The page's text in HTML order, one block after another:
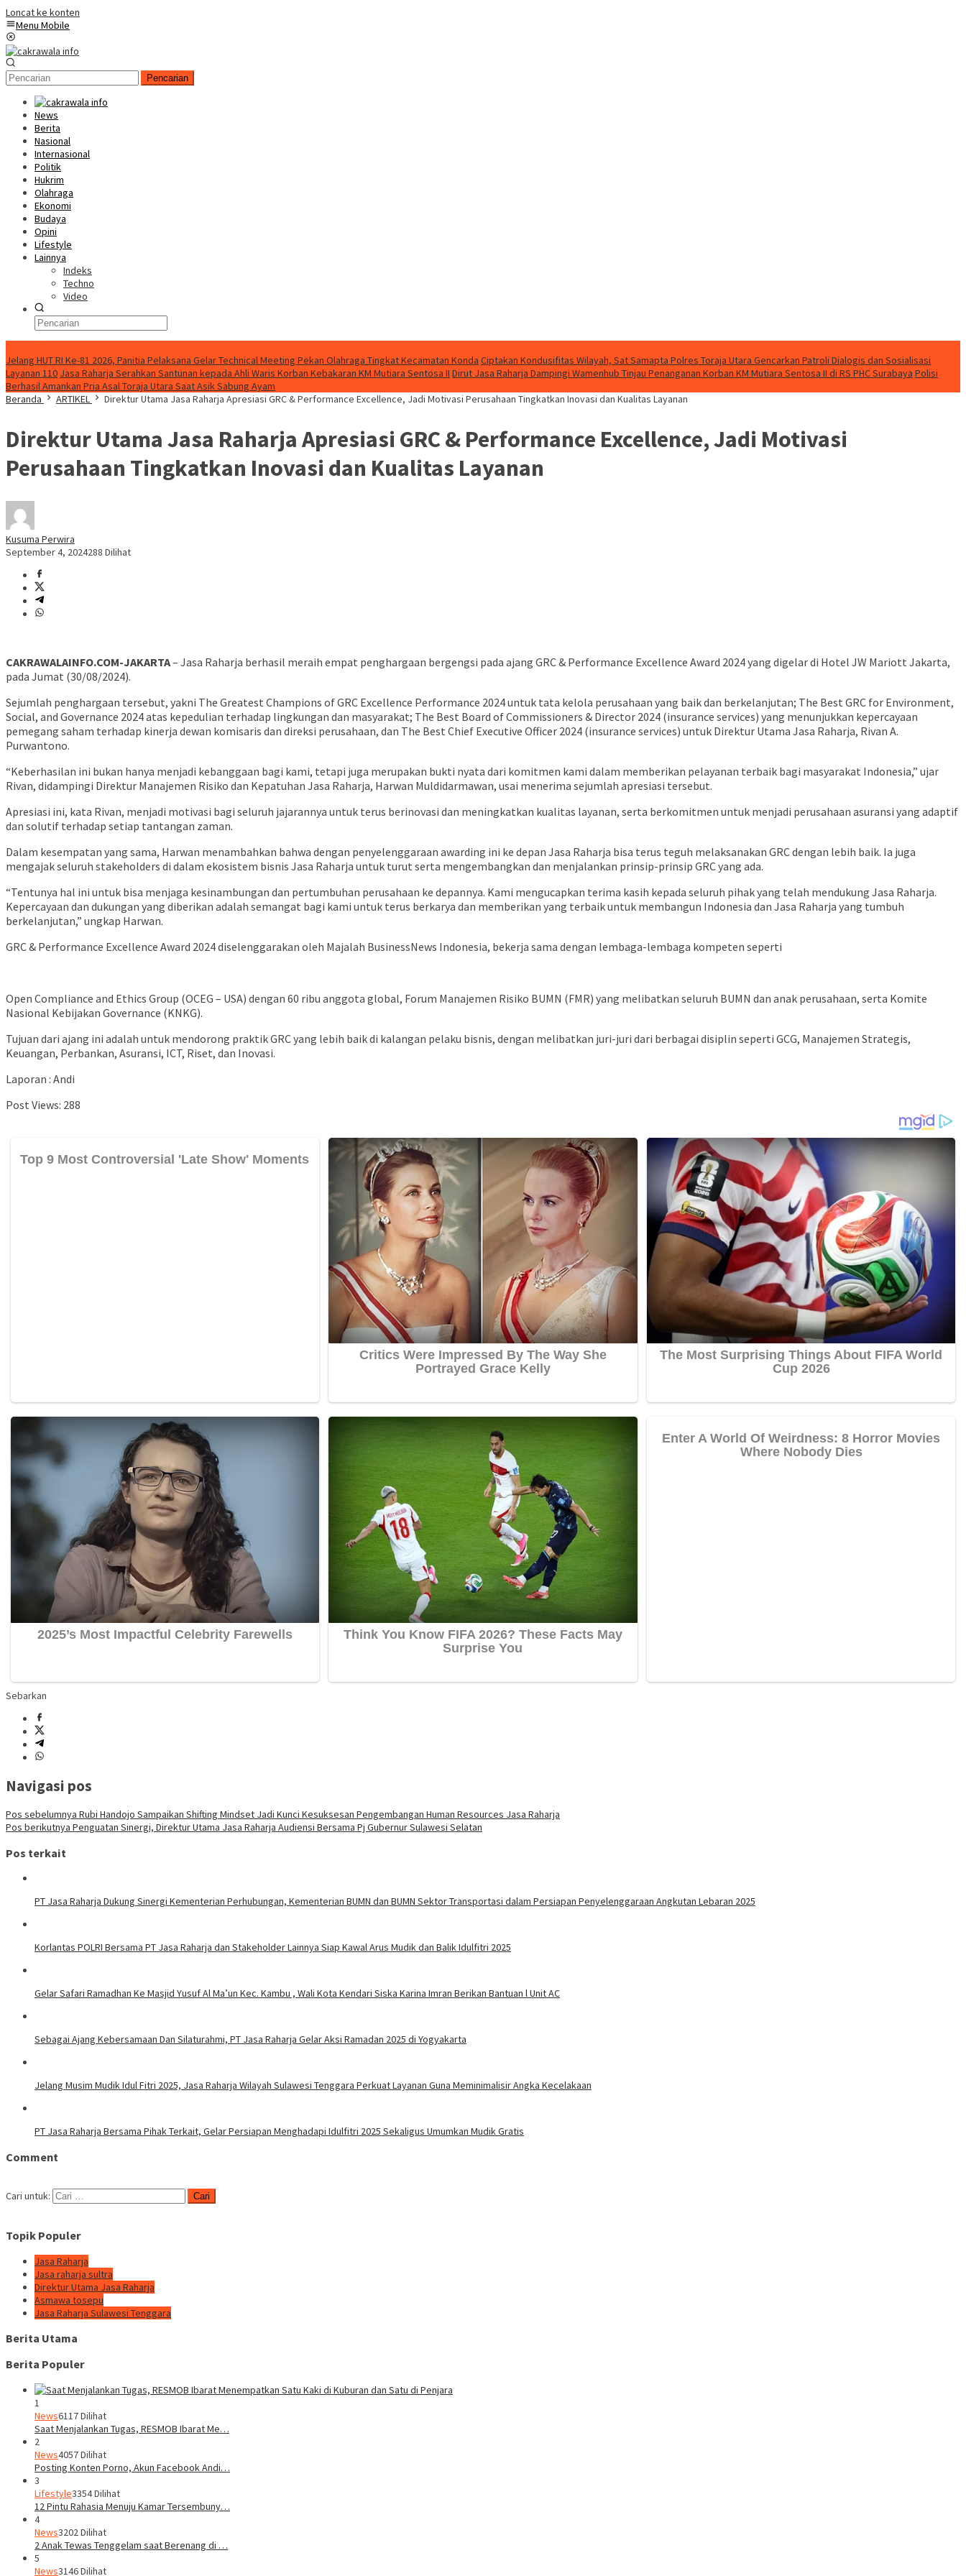
Loncat ke konten
Menu Mobile
Pencarian
News
Berita
Nasional
Internasional
Politik
Hukrim
Olahraga
Ekonomi
Budaya
Opini
Lifestyle
Lainnya
Indeks
Techno
Video
Jelang HUT RI Ke-81 2026, Panitia Pelaksana Gelar Technical Meeting Pekan Olahraga Tingkat Kecamatan Konda Ciptakan Kondusifitas Wilayah, Sat Samapta Polres Toraja Utara Gencarkan Patroli Dialogis dan Sosialisasi
Layanan 110 Jasa Raharja Serahkan Santunan kepada Ahli Waris Korban Kebakaran KM Mutiara Sentosa II Dirut Jasa Raharja Dampingi Wamenhub Tinjau Penanganan Korban KM Mutiara Sentosa II di RS PHC Surabaya Polisi
Berhasil Amankan Pria Asal Toraja Utara Saat Asik Sabung Ayam
Beranda
ARTIKEL Direktur Utama Jasa Raharja Apresiasi GRC & Performance Excellence, Jadi Motivasi Perusahaan Tingkatkan Inovasi dan Kualitas Layanan
Direktur Utama Jasa Raharja Apresiasi GRC & Performance Excellence, Jadi Motivasi
Perusahaan Tingkatkan Inovasi dan Kualitas Layanan
Kusuma Perwira
September 4, 2024288 Dilihat
CAKRAWALAINFO.COM-JAKARTA– Jasa Raharja berhasil meraih empat penghargaan bergengsi pada ajang GRC & Performance Excellence Award 2024 yang digelar di Hotel JW Mariott Jakarta,
pada Jumat (30/08/2024).
Sejumlah penghargaan tersebut, yakni The Greatest Champions of GRC Excellence Performance 2024 untuk tata kelola perusahaan yang baik dan berkelanjutan; The Best GRC for Environment,
Social, and Governance 2024 atas kepedulian terhadap lingkungan dan masyarakat; The Best Board of Commissioners & Director 2024 (insurance services) yang menunjukkan kepercayaan
pemegang saham terhadap kinerja dewan komisaris dan direksi perusahaan, dan The Best Chief Executive Officer 2024 (insurance services) untuk Direktur Utama Jasa Raharja, Rivan A.
Purwantono.
“Keberhasilan ini bukan hanya menjadi kebanggaan bagi kami, tetapi juga merupakan bukti nyata dari komitmen kami dalam memberikan pelayanan terbaik bagi masyarakat Indonesia,” ujar
Rivan, didampingi Direktur Manajemen Risiko dan Kepatuhan Jasa Raharja, Harwan Muldidarmawan, usai menerima sejumlah apresiasi tersebut.
Apresiasi ini, kata Rivan, menjadi motivasi bagi seluruh jajarannya untuk terus berinovasi dan meningkatkan kualitas layanan, serta berkomitmen untuk menjadi perusahaan asuransi yang adaptif
dan solutif terhadap setiap tantangan zaman.
Dalam kesempatan yang sama, Harwan menambahkan bahwa dengan penyelenggaraan awarding ini ke depan Jasa Raharja bisa terus teguh melaksanakan GRC dengan lebih baik. Ia juga
mengajak seluruh stakeholders di dalam ekosistem bisnis Jasa Raharja untuk turut serta mengembangkan dan menjalankan prinsip-prinsip GRC yang ada.
“Tentunya hal ini untuk bisa menjaga kesinambungan dan pertumbuhan perusahaan ke depannya. Kami mengucapkan terima kasih kepada seluruh pihak yang telah mendukung Jasa Raharja.
Kepercayaan dan dukungan yang diberikan adalah semangat bagi kami untuk terus berkarya dan memberikan yang terbaik untuk membangun Indonesia dan Jasa Raharja yang tumbuh
berkelanjutan,” ungkap Harwan.
GRC & Performance Excellence Award 2024 diselenggarakan oleh Majalah BusinessNews Indonesia, bekerja sama dengan lembaga-lembaga kompeten seperti
Open Compliance and Ethics Group (OCEG – USA) dengan 60 ribu anggota global, Forum Manajemen Risiko BUMN (FMR) yang melibatkan seluruh BUMN dan anak perusahaan, serta Komite
Nasional Kebijakan Governance (KNKG).
Tujuan dari ajang ini adalah untuk mendorong praktik GRC yang lebih baik di kalangan pelaku bisnis, dengan melibatkan juri-juri dari berbagai disiplin seperti GCG, Manajemen Strategis,
Keuangan, Perbankan, Asuransi, ICT, Riset, dan Inovasi.
Laporan : Andi
Post Views: 288
Sebarkan
Navigasi pos
Pos sebelumnya Rubi Handojo Sampaikan Shifting Mindset Jadi Kunci Kesuksesan Pengembangan Human Resources Jasa Raharja
Pos berikutnya Penguatan Sinergi, Direktur Utama Jasa Raharja Audiensi Bersama Pj Gubernur Sulawesi Selatan
Pos terkait
PT Jasa Raharja Dukung Sinergi Kementerian Perhubungan, Kementerian BUMN dan BUMN Sektor Transportasi dalam Persiapan Penyelenggaraan Angkutan Lebaran 2025
Korlantas POLRI Bersama PT Jasa Raharja dan Stakeholder Lainnya Siap Kawal Arus Mudik dan Balik Idulfitri 2025
Gelar Safari Ramadhan Ke Masjid Yusuf Al Ma’un Kec. Kambu , Wali Kota Kendari Siska Karina Imran Berikan Bantuan l Unit AC
Sebagai Ajang Kebersamaan Dan Silaturahmi, PT Jasa Raharja Gelar Aksi Ramadan 2025 di Yogyakarta
Jelang Musim Mudik Idul Fitri 2025, Jasa Raharja Wilayah Sulawesi Tenggara Perkuat Layanan Guna Meminimalisir Angka Kecelakaan
PT Jasa Raharja Bersama Pihak Terkait, Gelar Persiapan Menghadapi Idulfitri 2025 Sekaligus Umumkan Mudik Gratis
Comment
Cari untuk:
Topik Populer
Jasa Raharja
Jasa raharja sultra
Direktur Utama Jasa Raharja
Asmawa tosepu
Jasa Raharja Sulawesi Tenggara
Berita Utama
Berita Populer
1
News6117 Dilihat
Saat Menjalankan Tugas, RESMOB Ibarat Me…
2
News4057 Dilihat
Posting Konten Porno, Akun Facebook Andi…
3
Lifestyle3354 Dilihat
12 Pintu Rahasia Menuju Kamar Tersembuny…
4
News3202 Dilihat
2 Anak Tewas Tenggelam saat Berenang di …
5
News3146 Dilihat